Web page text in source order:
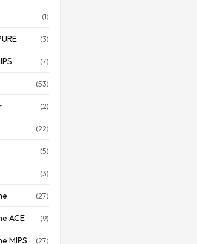
(1)
(3)
(7)
(53)
(2)
(22)
(5)
(3)
(27)
ACE (9)
MIPS (27)